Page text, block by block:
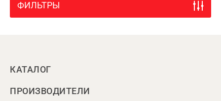
ФИЛЬТРЫ
КАТАЛОГ
ПРОИЗВОДИТЕЛИ